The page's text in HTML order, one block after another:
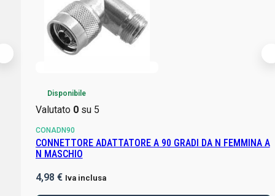
Disponibile
Valutato 0su 5
CONADN90
CONNETTORE ADATTATORE A 90 GRADI DA N FEMMINA A
N MASCHIO
4,98 € Iva inclusa